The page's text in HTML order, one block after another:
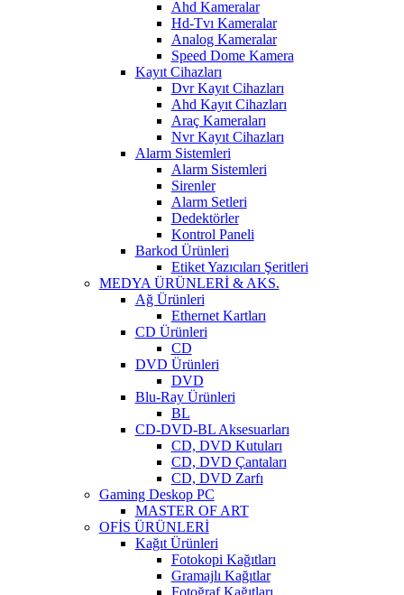
Ahd Kameralar
Hd-Tvı Kameralar
Analog Kameralar
Speed Dome Kamera
Kayıt Cihazları
Dvr Kayıt Cihazları
Ahd Kayıt Cihazları
Araç Kameraları
Nvr Kayıt Cihazları
Alarm Sistemleri
Alarm Sistemleri
Sirenler
Alarm Setleri
Dedektörler
Kontrol Paneli
Barkod Ürünleri
Etiket Yazıcıları Şeritleri
MEDYA ÜRÜNLERİ & AKS.
Ağ Ürünleri
Ethernet Kartları
CD Ürünleri
CD
DVD Ürünleri
DVD
Blu-Ray Ürünleri
BL
CD-DVD-BL Aksesuarları
CD, DVD Kutuları
CD, DVD Çantaları
CD, DVD Zarfı
Gaming Deskop PC
MASTER OF ART
OFİS ÜRÜNLERİ
Kağıt Ürünleri
Fotokopi Kağıtları
Gramajlı Kağıtlar
Fotoğraf Kağıtları